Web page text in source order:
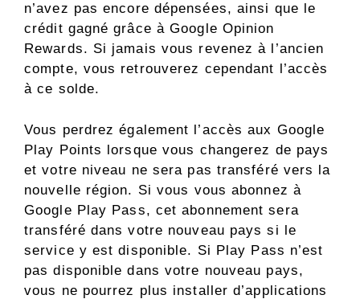
n’avez pas encore dépensées, ainsi que le
crédit gagné grâce à Google Opinion
Rewards. Si jamais vous revenez à l’ancien
compte, vous retrouverez cependant l’accès
à ce solde.
Vous perdrez également l’accès aux Google
Play Points lorsque vous changerez de pays
et votre niveau ne sera pas transféré vers la
nouvelle région. Si vous vous abonnez à
Google Play Pass, cet abonnement sera
transféré dans votre nouveau pays si le
service y est disponible. Si Play Pass n’est
pas disponible dans votre nouveau pays,
vous ne pourrez plus installer d’applications